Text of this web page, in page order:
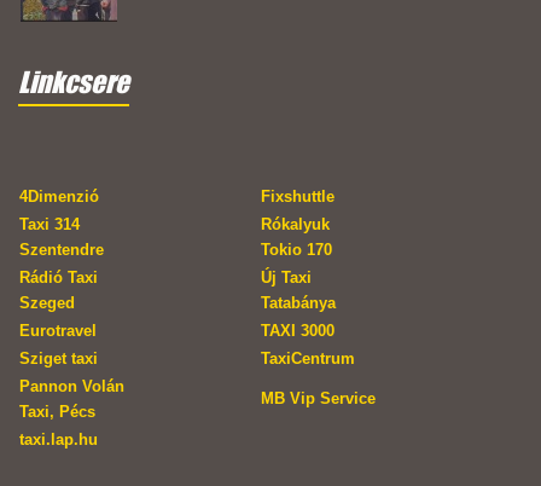
Linkcsere
4Dimenzió
Fixshuttle
Taxi 314
Szentendre
Rókalyuk
Tokio 170
Rádió Taxi
Szeged
Új Taxi
Tatabánya
Eurotravel
TAXI 3000
Sziget taxi
TaxiCentrum
Pannon Volán
Taxi, Pécs
MB Vip Service
taxi.lap.hu